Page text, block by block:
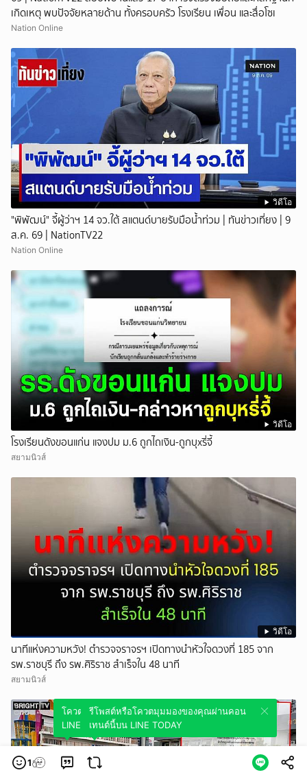
เกิดเหตุ พบปัจจัยหลายด้าน ทั้งครอบครัว โรงเรียน เพื่อน และสื่อโซเ
Nation Online
วิดีโอ
"พิพัฒน์" จี้ผู้ว่าฯ 14 จว.ใต้ สแตนด์บายรับมือน้ำท่วม | ทันข่าวเที่ยง | 9
ส.ค. 69 | NationTV22
Nation Online
วิดีโอ
โรงเรียนดังขอนแก่น แจงปม ม.6 ถูกไถเงิน-ถูกบุxรี่จี้
สยามนิวส์
วิดีโอ
นาทีแห่งความหวัง! ตำรวจจราจรฯ เปิดทางนำหัวใจดวงที่ 185 จาก
รพ.ราชบุรี ถึง รพ.ศิริราช สำเร็จใน 48 นาที
สยามนิวส์
1
โควตมุมมองของคุณผ่านคอนเทนต์นี้บน
LINE TODAY
รีโพสต์หรือโควตมุมมองของคุณผ่านคอน
เทนต์นี้บน LINE TODAY